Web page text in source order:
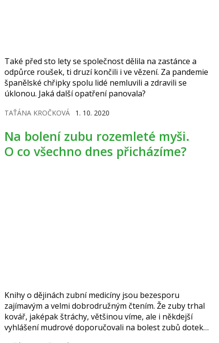
Také před sto lety se společnost dělila na zastánce a
odpůrce roušek, ti druzí končili i ve vězení. Za pandemie
španělské chřipky spolu lidé nemluvili a zdravili se
úklonou. Jaká další opatření panovala?
TAŤÁNA KROČKOVÁ 1. 10. 2020
Na bolení zubu rozemleté myši.
O co všechno dnes přicházíme?
Knihy o dějinách zubní medicíny jsou bezesporu
zajímavým a velmi dobrodružným čtením. Že zuby trhal
kovář, jaképak štráchy, většinou víme, ale i někdejší
vyhlášení mudrové doporučovali na bolest zubů dotek